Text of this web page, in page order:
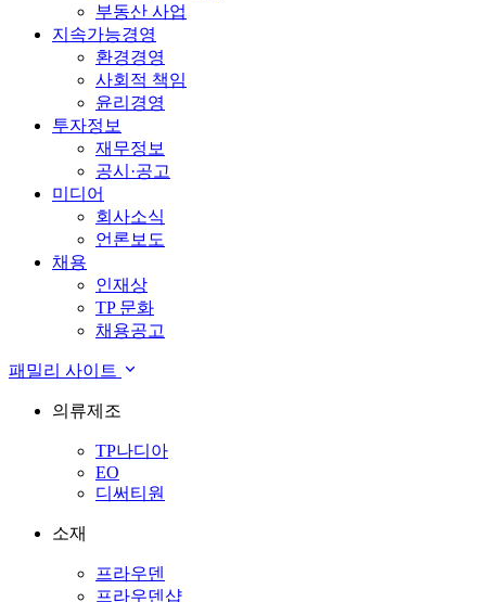
부동산 사업
지속가능경영
환경경영
사회적 책임
윤리경영
투자정보
재무정보
공시·공고
미디어
회사소식
언론보도
채용
인재상
TP 문화
채용공고
패밀리 사이트
의류제조
TP나디아
EO
디써티원
소재
프라우덴
프라우덴샵